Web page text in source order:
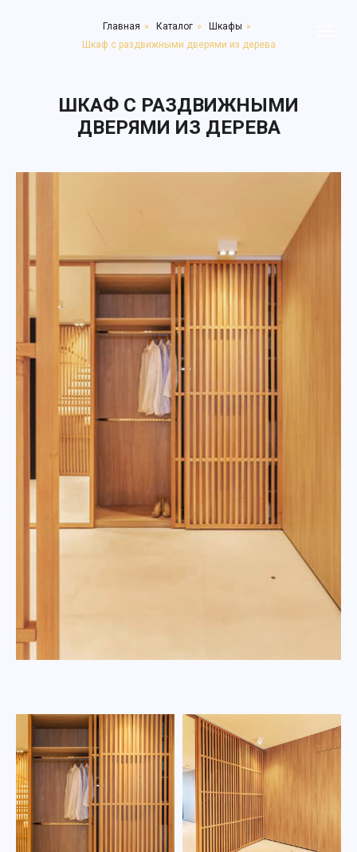
Главная » Каталог » Шкафы »
Шкаф с раздвижными дверями из дерева
ШКАФ С РАЗДВИЖНЫМИ
ДВЕРЯМИ ИЗ ДЕРЕВА